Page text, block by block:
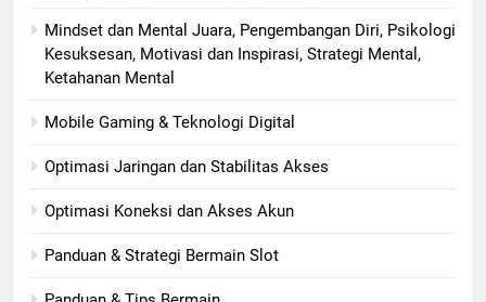
Mindset dan Mental Juara, Pengembangan Diri, Psikologi
Kesuksesan, Motivasi dan Inspirasi, Strategi Mental,
Ketahanan Mental
Mobile Gaming & Teknologi Digital
Optimasi Jaringan dan Stabilitas Akses
Optimasi Koneksi dan Akses Akun
Panduan & Strategi Bermain Slot